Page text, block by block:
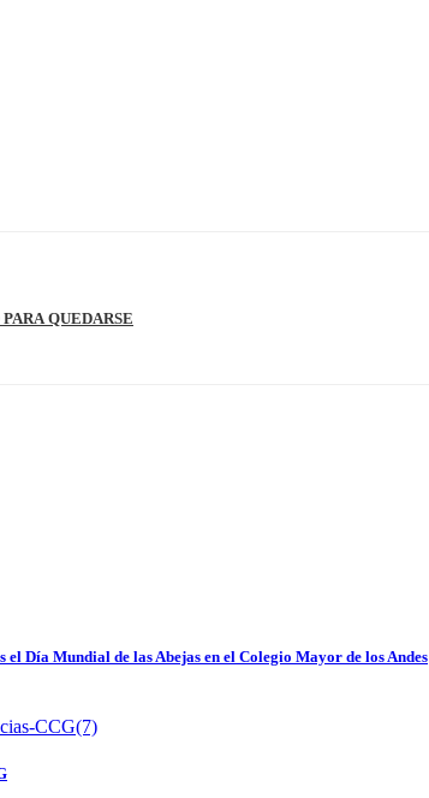
QUEDARSE
Día Mundial de las Abejas en el Colegio Mayor de los Andes